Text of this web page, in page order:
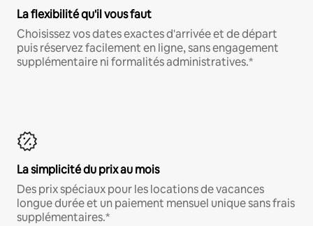
La flexibilité qu'il vous faut
Choisissez vos dates exactes d'arrivée et de départ
puis réservez facilement en ligne, sans engagement
supplémentaire ni formalités administratives.*
La simplicité du prix au mois
Des prix spéciaux pour les locations de vacances
longue durée et un paiement mensuel unique sans frais
supplémentaires.*